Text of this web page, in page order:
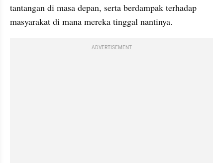
tantangan di masa depan, serta berdampak terhadap
masyarakat di mana mereka tinggal nantinya.
ADVERTISEMENT